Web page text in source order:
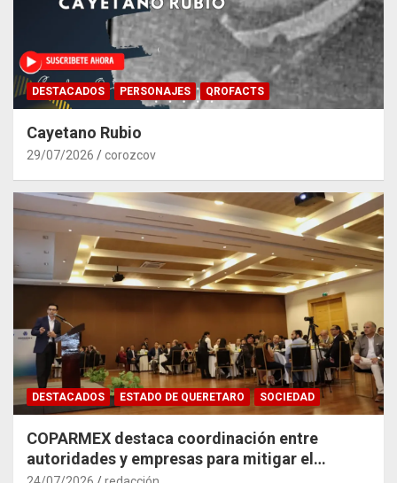
DESTACADOS PERSONAJES QROFACTS
Cayetano Rubio
29/07/2026 corozcov
DESTACADOS ESTADO DE QUERETARO SOCIEDAD
COPARMEX destaca coordinación entre
autoridades y empresas para mitigar el
impacto del Tren México–Querétaro